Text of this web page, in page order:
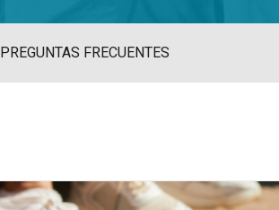
PREGUNTAS FRECUENTES